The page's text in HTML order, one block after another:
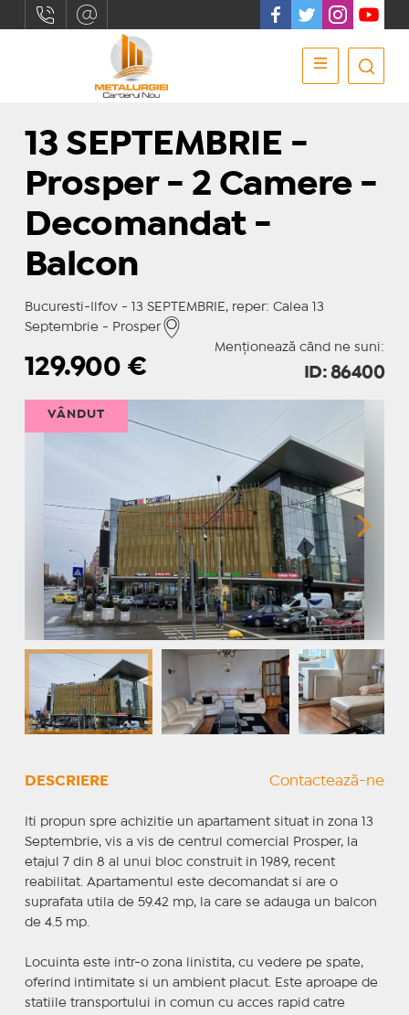
13 SEPTEMBRIE -
Prosper - 2 Camere -
Decomandat -
Balcon
Bucuresti-Ilfov - 13 SEPTEMBRIE, reper: Calea 13
Septembrie - Prosper
Menționează când ne suni:
129.900 € ID: 86400
VÂNDUT
DESCRIERE Contactează-ne
Iti propun spre achizitie un apartament situat in zona 13
Septembrie, vis a vis de centrul comercial Prosper, la
etajul 7 din 8 al unui bloc construit in 1989, recent
reabilitat. Apartamentul este decomandat si are o
suprafata utila de 59.42 mp, la care se adauga un balcon
de 4.5 mp.
Locuinta este intr-o zona linistita, cu vedere pe spate,
oferind intimitate si un ambient placut. Este aproape de
statiile transportului in comun cu acces rapid catre